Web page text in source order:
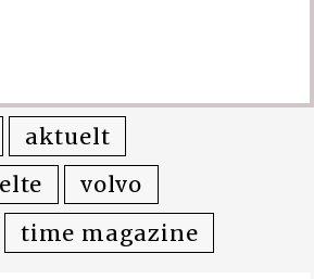
aktuelt
volvo
time magazine